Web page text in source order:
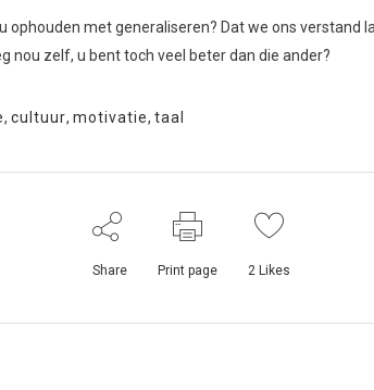
ophouden met generaliseren? Dat we ons verstand
nou zelf, u bent toch veel beter dan die ander?
, cultuur, motivatie, taal
Share Print page 2Likes